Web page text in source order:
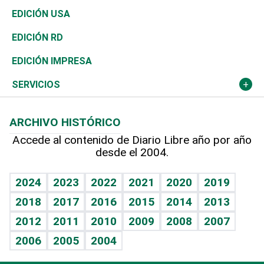
Reportajes
África
Ocenanía
Caribe
Resto del mundo
Vivienda
Telecom.
Global y variable
Economía personal
Buena Vida
Sociales
Novedades
Podcast Arte Libre
Hablando con el pediatra
Vida y familia
Eñe
Celebrando la vida
Sin complejos
Ciclismo
Tenis
Olimpismo
Más deportes
Línea de hit
TBT Deportivo
En Directo
El Espía
Noticiero Poteleche
Columnistas
Más firmas
Tecnología
Historia
Martes de tecnología
Cambio climático
Economía
Revista
Deportes
Opinión
Hecho en casa
Guía del dinero
EDICIÓN USA
EDICIÓN RD
EDICIÓN IMPRESA
SERVICIOS
Cumpleaños
Horóscopos
Crucigramas
ARCHIVO HISTÓRICO
Accede al contenido de Diario Libre año por año
desde el 2004.
2024 2023 2022 2021 2020
2019
2018
2017 2016 2015 2014
2013
2012
2011 2010 2009 2008
2007
2006
2005 2004